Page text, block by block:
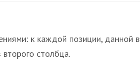
к каждой позиции, данной в
столбца.